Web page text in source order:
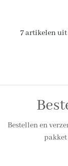
7 artikelen uit
Bestellen en
pakket